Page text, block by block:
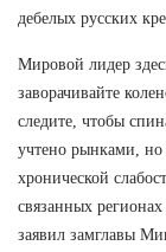
дебелых русских
Мировой лидер
заворачивайте
следите, чтобы
учтено рынками, но
хронической
связанных
заявил замглавы